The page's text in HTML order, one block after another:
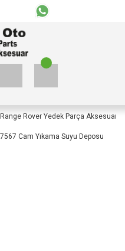
Range Rover Yedek Parça Aksesuar